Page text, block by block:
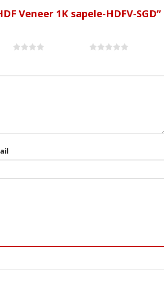
Veneer 1K sapele-HDFV-SGD”